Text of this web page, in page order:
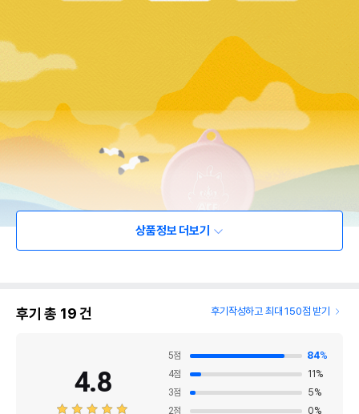
상품정보 더보기
후기 총 19건 후기작성하고 최대 150점 받기
4.8
5점 84%
4점 11 %
3점 5%
2점 0%